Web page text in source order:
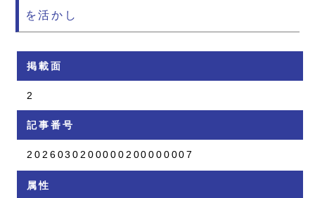
を活かし
掲載面
2
記事番号
2026030200000200000007
属性